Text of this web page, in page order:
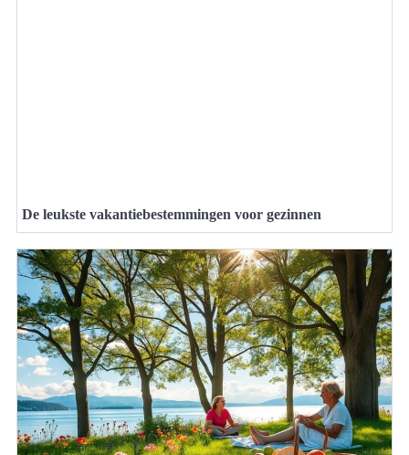
De leukste vakantiebestemmingen voor gezinnen